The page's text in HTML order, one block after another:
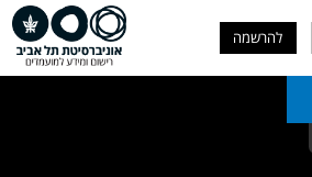
להרשמה